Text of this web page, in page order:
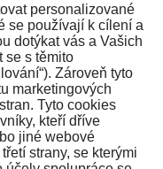
personalizované
se používají k cílení a
dotýkat vás a Vašich
se s těmito
Zároveň tyto
marketingových
Tyto cookies
kteří dříve
jiné webové
strany, se kterými